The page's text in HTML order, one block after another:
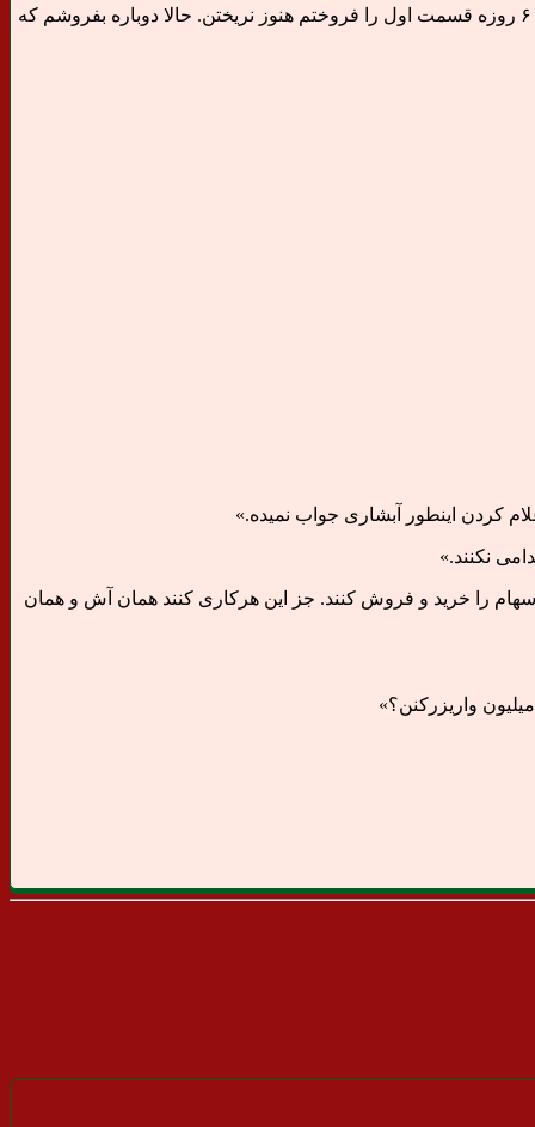
«دیگه گول نمیخوریم همون ۳۰ درصد اول را هم اشتباه کردیم فروختیم. اگه از گشنگی بمیریم بهتر از اینه که آواره بانک و کارگزاری بشیم. ۶۰ روزه قسمت اول را فروختم هنوز نریختن. حالا دوباره بفروشم که
کردن اینطور آبشاری جواب نمیده.»
را خرید و فروش کنند. جز این هرکاری کنند همان آش و همان